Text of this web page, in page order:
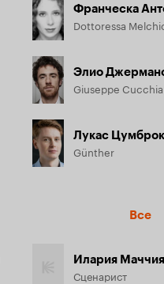
Франческа
Dottoressa
Элио
Giuseppe
Лукас Цумброк
Günther
Все
Илария Маччия
Сценарист